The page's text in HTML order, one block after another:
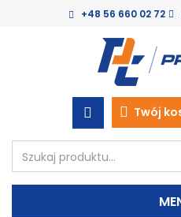
+48 56 660 02 72
Twój